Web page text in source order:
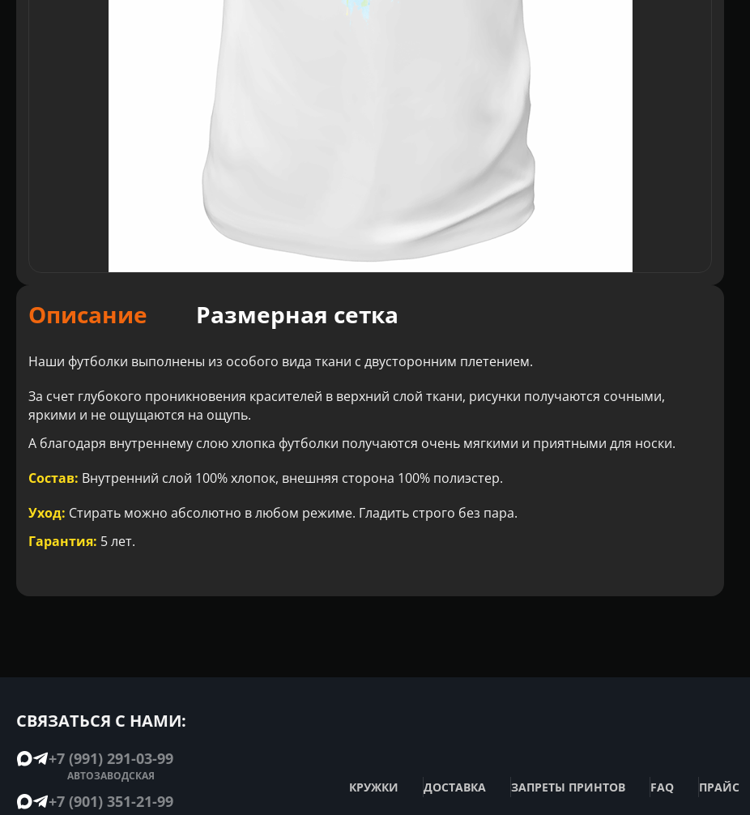
Описание Размерная сетка
Наши футболки выполнены из особого вида ткани с двусторонним плетением.
За счет глубокого проникновения красителей в верхний слой ткани, рисунки получаются сочными,
яркими и не ощущаются на ощупь.
А благодаря внутреннему слою хлопка футболки получаются очень мягкими и приятными для носки.
Состав: Внутренний слой 100% хлопок, внешняя сторона 100% полиэстер.
Уход: Стирать можно абсолютно в любом режиме. Гладить строго без пара.
Гарантия: 5 лет.
СВЯЗАТЬСЯ С НАМИ:
+7 (991) 291-03-99
АВТОЗАВОДСКАЯ
+7 (901) 351-21-99
КРУЖКИ ДОСТАВКА ЗАПРЕТЫ ПРИНТОВ FAQ ПРАЙС